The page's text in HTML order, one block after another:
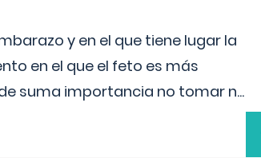
y en el que tiene lugar la
en el que el feto es más
suma importancia no tomar n...